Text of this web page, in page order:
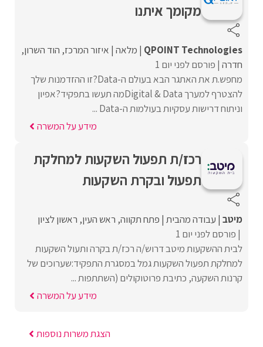
מקומך איתנו
QPOINT Technologies מלאה איזור המרכז הוד השרון
חדרה פורסם לפני יום 1
מחפש.ת את האתגר הבא בעולם ה-Data?זו ההזדמנות שלך
להצטרף למערך Digital & Dataמה תעשו בתפקיד?אפיון
וניתוח דרישות עסקיות בעולמות ה-Data ...
מידע על המשרה
רכז/ת תפעול השקעות למחלקת
תפעול ובקרת השקעות
מיטב עבודה מהבית פתח תקווה ראש העין ראשון לציון
פורסם לפני יום 1
לבית ההשקעות מיטב דרוש/ה רכז/ת בקרה ותעול השקעות
למחלקת תפעול השקעות גמל במסגרת התפקיד:שערוכים של
קרנות השקעה, כתיבת פרוטוקולים (השתתפות ...
מידע על המשרה
הצגת משרות נוספות